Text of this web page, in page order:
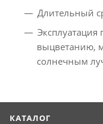
Длительный
Эксплуатация
выцветанию,
солнечным
КАТАЛОГ